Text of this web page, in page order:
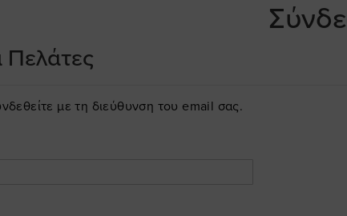
Πελάτες
με τη διεύθυνση του email σας.